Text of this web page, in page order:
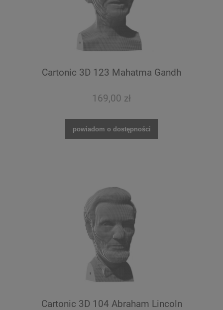
Cartonic 3D 123 Mahatma Gandh
169,00 zł
powiadom o dostępności
Cartonic 3D 104 Abraham Lincoln